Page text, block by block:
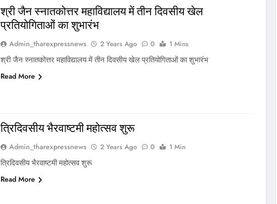
श्री जैन स्नातकोत्तर महाविद्यालय में तीन दिवसीय खेल
प्रतियोगिताओं का शुभारंभ
Admin_tharexpressnews 2 Years Ago 0
1 Mins
श्री जैन स्नातकोत्तर महाविद्यालय में तीन दिवसीय खेल प्रतियोगिताओं का शुभारंभ
Read More
त्रिदिवसीय भैरवाष्टमी महोत्सव शुरू
Admin_tharexpressnews 2 Years Ago 0
1 Min
त्रिदिवसीय भैरवाष्टमी महोत्सव शुरू
Read More